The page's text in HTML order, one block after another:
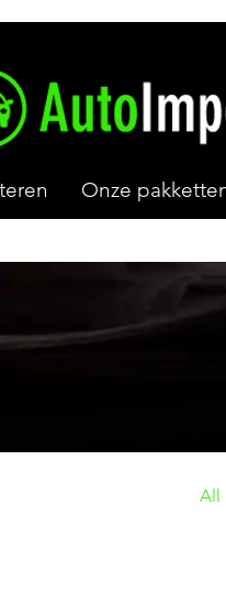
Onze
All